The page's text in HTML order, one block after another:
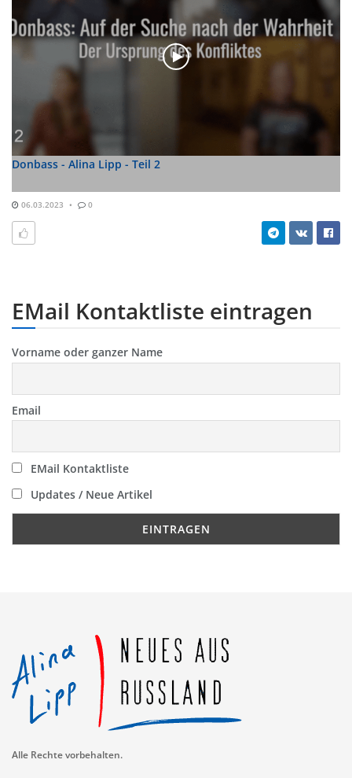
Donbass - Alina Lipp - Teil 2
06.03.2023 0
EMail Kontaktliste eintragen
Vorname oder ganzer Name
Email
EMail Kontaktliste
Updates / Neue Artikel
Alle Rechte vorbehalten.